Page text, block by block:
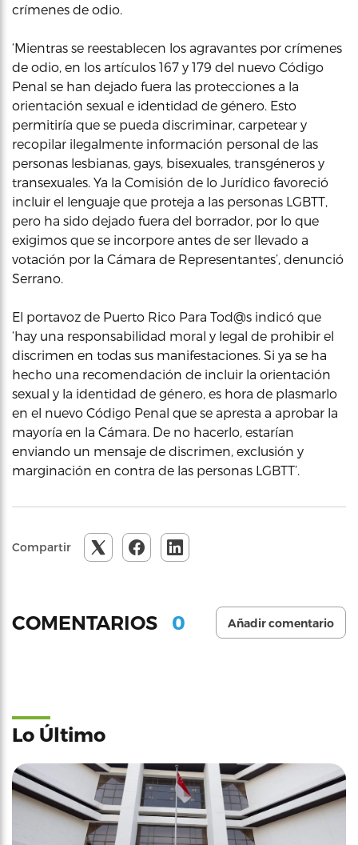
crímenes de odio.
‘Mientras se reestablecen los agravantes por crímenes
de odio, en los artículos 167 y 179 del nuevo Código
Penal se han dejado fuera las protecciones a la
orientación sexual e identidad de género. Esto
permitiría que se pueda discriminar, carpetear y
recopilar ilegalmente información personal de las
personas lesbianas, gays, bisexuales, transgéneros y
transexuales. Ya la Comisión de lo Jurídico favoreció
incluir el lenguaje que proteja a las personas LGBTT,
pero ha sido dejado fuera del borrador, por lo que
exigimos que se incorpore antes de ser llevado a
votación por la Cámara de Representantes’, denunció
Serrano.
El portavoz de Puerto Rico Para Tod@s indicó que
‘hay una responsabilidad moral y legal de prohibir el
discrimen en todas sus manifestaciones. Si ya se ha
hecho una recomendación de incluir la orientación
sexual y la identidad de género, es hora de plasmarlo
en el nuevo Código Penal que se apresta a aprobar la
mayoría en la Cámara. De no hacerlo, estarían
enviando un mensaje de discrimen, exclusión y
marginación en contra de las personas LGBTT’.
Compartir
COMENTARIOS 0 Añadir comentario
Lo Último